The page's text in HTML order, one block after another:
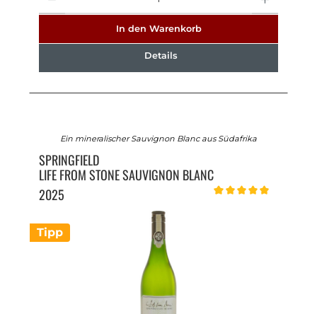
In den Warenkorb
Details
Tipp
Ein mineralischer Sauvignon Blanc aus Südafrika
SPRINGFIELD
LIFE FROM STONE SAUVIGNON BLANC
2025